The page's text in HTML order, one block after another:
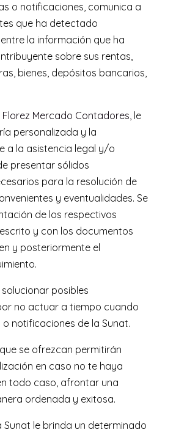
o notificaciones, comunica a
que ha detectado
la información que ha
sobre sus rentas,
bienes, depósitos bancarios,
Florez Mercado Contadores, le
personalizada y la
a la asistencia legal y/o
presentar sólidos
para la resolución de
y eventualidades. Se
de los respectivos
y con los documentos
y posteriormente el
posibles
no actuar a tiempo cuando
notificaciones de la Sunat.
se ofrezcan permitirán
en caso no te haya
todo caso, afrontar una
ordenada y exitosa.
Sunat le brinda un determinado